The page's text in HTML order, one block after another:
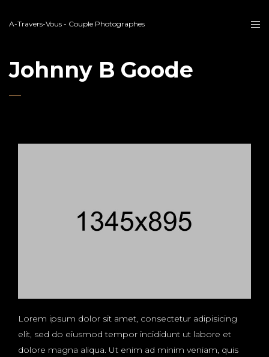
A-Travers-Vous - Couple Photographes
Johnny B Goode
Lorem ipsum dolor sit amet, consectetur adipisicing
elit, sed do eiusmod tempor incididunt ut labore et
dolore magna aliqua. Ut enim ad minim veniam, quis